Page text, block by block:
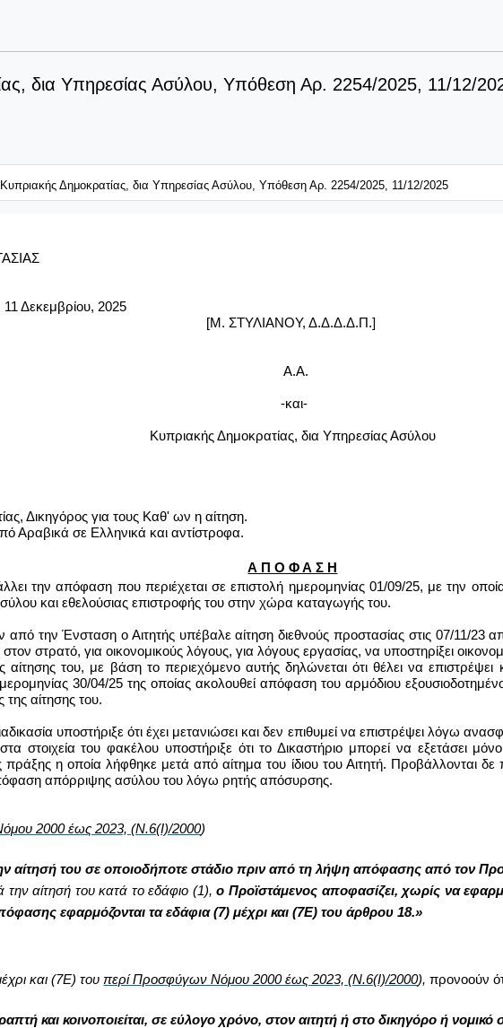
δια Υπηρεσίας Ασύλου, Υπόθεση Αρ. 2254/2025, 11/12/
Δημοκρατίας, δια Υπηρεσίας Ασύλου, Υπόθεση Αρ. 2254/2025, 11/12/2025
2025
[Μ. ΣΤΥΛΙΑΝΟΥ, Δ.Δ.Δ.Δ.Π.]
Α.Α.
-και-
Κυπριακής Δημοκρατίας, δια Υπηρεσίας Ασύλου
Δικηγόρος για τους Καθ' ων η αίτηση.
Αραβικά σε Ελληνικά και αντίστροφα.
Α Π Ο Φ Α Σ Η
την απόφαση που περιέχεται σε επιστολή ημερομηνίας 01/09/25, με την
και εθελούσιας επιστροφής του στην χώρα καταγωγής του.
την Ένσταση ο Αιτητήςυπέβαλε αίτηση διεθνούς προστασίας στις 07/11/23
στρατό, για οικονομικούς λόγους, για λόγους εργασίας, να υποστηρίξει
του, με βάση το περιεχόμενο αυτής δηλώνεται ότι θέλει να επιστρέψει
30/04/25 της οποίας ακολουθεί απόφαση του αρμόδιου
αίτησης του.
υποστήριξε ότι έχει μετανιώσει και δεν επιθυμεί να επιστρέψει λόγω
του φακέλου υποστήριξε ότι το Δικαστήριο μπορεί να εξετάσει
η οποία λήφθηκε μετά από αίτημα του ίδιου του Αιτητή. Προβάλλονται δε
απόρριψης ασύλου του λόγω ρητής απόσυρσης.
2000 έως 2023, (Ν.6(Ι)/2000)
αίτησή του σε οποιοδήποτε στάδιο πριν από τη λήψη απόφασης από τον
αίτησή του κατά το εδάφιο (1),ο Προϊστάμενος αποφασίζει, χωρίς να
εφαρμόζονται τα εδάφια (7) μέχρι και (7Ε) του άρθρου 18.»
και (7Ε) του περί Προσφύγων Νόμου 2000 έως 2023, (Ν.6(Ι)/2000),προνοούν
και κοινοποιείται, σε εύλογο χρόνο, στον αιτητή ή στο δικηγόρο ή